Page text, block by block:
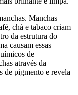
Manchas
chá e tabaco criam
da estrutura do
causam essas
de
através da
de pigmento e revela